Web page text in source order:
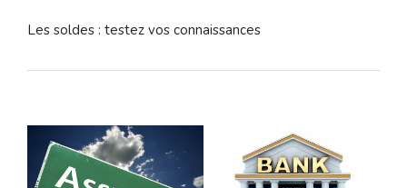
Les soldes : testez vos connaissances